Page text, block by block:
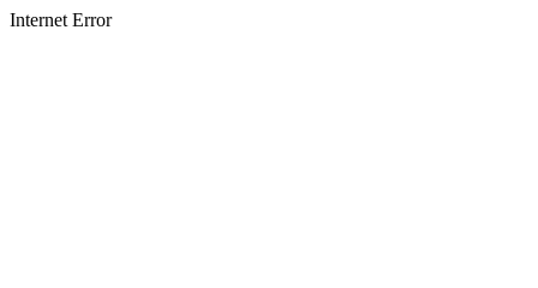
Internet Error